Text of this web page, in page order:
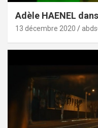
Adèle HAENEL
13 décembre 2020